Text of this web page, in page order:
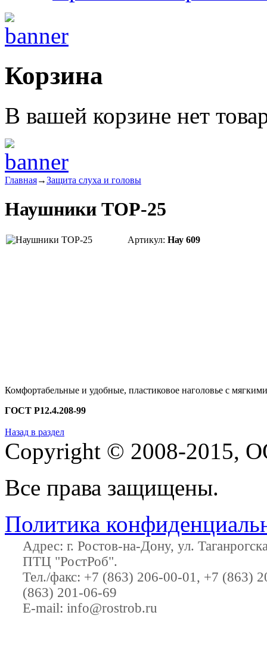
Корзина
В вашей корзине нет
Главная→Защита слуха и головы
Наушники ТОР-25
Артикул: Нау 609
Комфортабельные и удобные, пластиковое наголовье с
ГОСТ Р12.4.208-99
Назад в раздел
Copyright © 2008-2015,
Все права защищены.
Политика
Адрес: г. Ростов-на-Дону, ул.
ПТЦ "РостРоб".
Тел./факс: +7 (863) 206-00-01 , +7 (863)
(863) 201-06-69
E-mail: info@rostrob.ru